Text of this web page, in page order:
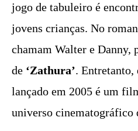
jogo de tabuleiro é
jovens crianças. No
chamam Walter e Danny,
de ‘Zathura’. Entretanto,
lançado em 2005 é um
universo cinematográfico